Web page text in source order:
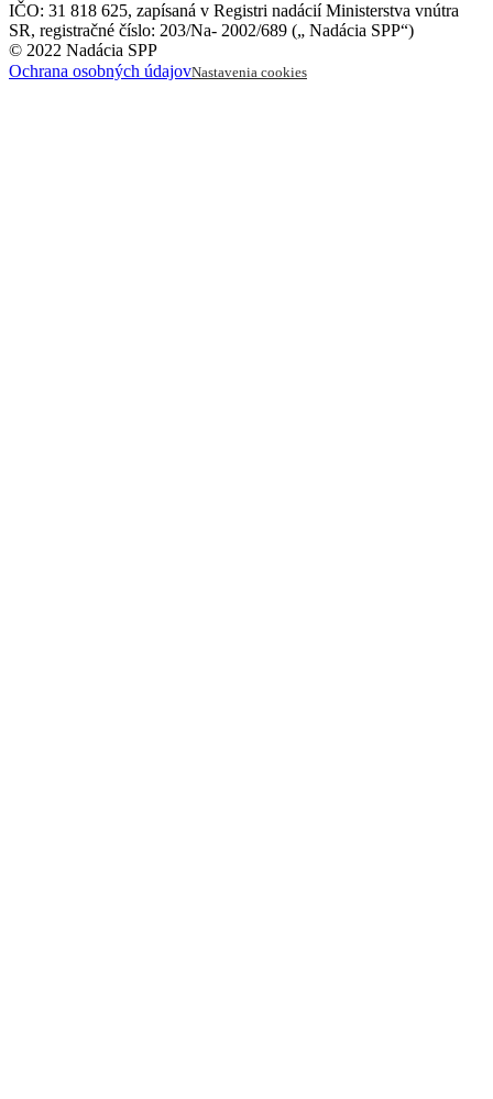
IČO: 31 818 625, zapísaná v Registri nadácií Ministerstva vnútra
SR, registračné číslo: 203/Na- 2002/689 („ Nadácia SPP“)
© 2022 Nadácia SPP
Ochrana osobných údajovNastavenia cookies